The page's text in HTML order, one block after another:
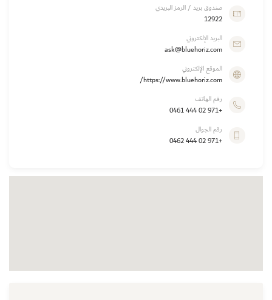
صندوق بريد / الرمز البريدي
12922
البريد الإلكتروني
ask@bluehoriz.com
الموقع الإلكتروني
https://www.bluehoriz.com/
رقم الهاتف
+971 02 444 0461
رقم الجوال
+971 02 444 0462